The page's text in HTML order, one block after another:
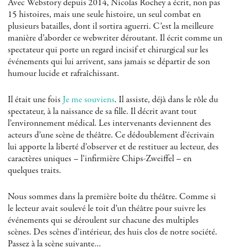
Avec Webstory depuis 2014, Nicolas Rochey a écrit, non pas
15 histoires, mais une seule histoire, un seul combat en
plusieurs batailles, dont il sortira aguerri. C’est la meilleure
manière d’aborder ce webwriter déroutant. Il écrit comme un
spectateur qui porte un regard incisif et chirurgical sur les
événements qui lui arrivent, sans jamais se départir de son
humour lucide et rafraîchissant.
Il était une foisJe me souviens. Il assiste, déjà dans le rôle du
spectateur, à la naissance de sa fille. Il décrit avant tout
l’environnement médical. Les intervenants deviennent des
acteurs d’une scène de théâtre. Ce dédoublement d’écrivain
lui apporte la liberté d’observer et de restituer au lecteur, des
caractères uniques – l’infirmière Chips-Zweiffel – en
quelques traits.
Nous sommes dans la première boîte du théâtre. Comme si
le lecteur avait soulevé le toit d’un théâtre pour suivre les
événements qui se déroulent sur chacune des multiples
scènes. Des scènes d’intérieur, des huis clos de notre société.
Passez à la scène suivante…